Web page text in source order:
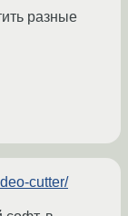
разные
cutter/